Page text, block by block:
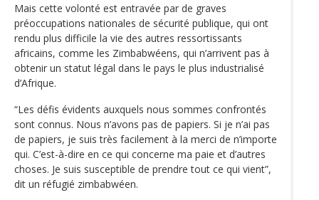
Mais cette volonté est entravée par de graves
préoccupations nationales de sécurité publique, qui ont
rendu plus difficile la vie des autres ressortissants
africains, comme les Zimbabwéens, qui n’arrivent pas à
obtenir un statut légal dans le pays le plus industrialisé
d’Afrique.
“Les défis évidents auxquels nous sommes confrontés
sont connus. Nous n’avons pas de papiers. Si je n’ai pas
de papiers, je suis très facilement à la merci de n’importe
qui. C’est-à-dire en ce qui concerne ma paie et d’autres
choses. Je suis susceptible de prendre tout ce qui vient”,
dit un réfugié zimbabwéen.